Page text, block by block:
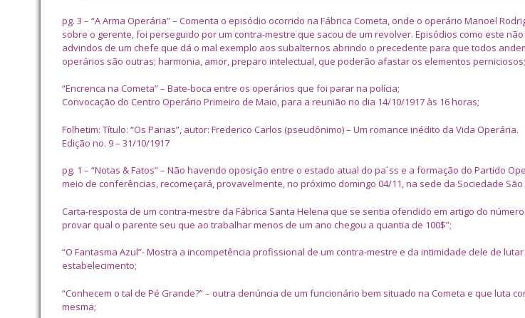
pg. 3 – “A Arma Operária” – Comenta o episódio ocorrido na Fábrica Cometa, onde o operário Manoel
sobre o gerente, foi perseguido por um contra-mestre que sacou de um revolver. Episódios como este
advindos de um chefe que dá o mal exemplo aos subalternos abrindo o precedente para que todos
operários são outras; harmonia, amor, preparo intelectual, que poderão afastar os elementos perniciosos;
“Encrenca na Cometa” – Bate-boca entre os operários que foi parar na polícia;
Convocação do Centro Operário Primeiro de Maio, para a reunião no dia 14/10/1917 às 16 horas;
Folhetim: Título: “Os Parias”, autor: Frederico Carlos (pseudônimo) – Um romance inédito da Vida Operária.
Edição no. 9 – 31/10/1917
pg. 1 – “Notas & Fatos” – Não havendo oposição entre o estado atual do pa´ss e a formação do Partido
meio de conferências, recomeçará, provavelmente, no próximo domingo 04/11, na sede da Sociedade
Carta-resposta de um contra-mestre da Fábrica Santa Helena que se sentia ofendido em artigo do
provar qual o parente seu que ao trabalhar menos de um ano chegou a quantia de 100$”;
“O Fantasma Azul”- Mostra a incompetência profissional de um contra-mestre e da intimidade dele de
estabelecimento;
“Conhecem o tal de Pé Grande?” – outra denúncia de um funcionário bem situado na Cometa e que luta
mesma;